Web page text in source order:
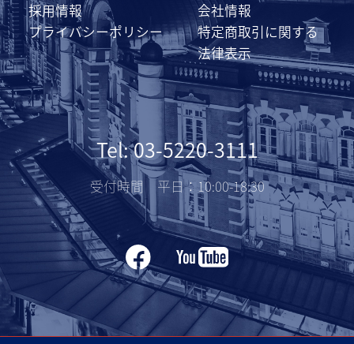
採用情報
会社情報
プライバシーポリシー
特定商取引に関する
法律表示
Tel: 03-5220-3111
受付時間 平日：10:00-18:30